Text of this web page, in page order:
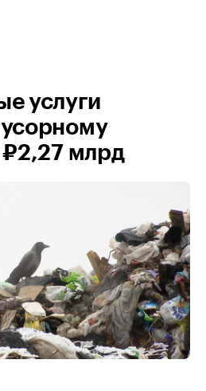
услуги
₽2,27 млрд